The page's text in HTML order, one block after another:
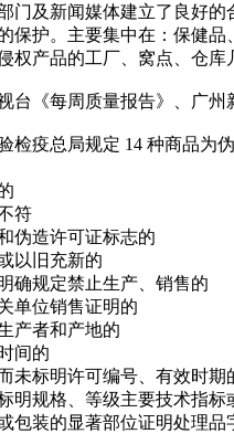
门及新闻媒体建立了良好
保护。主要集中在：保健
权产品的工厂、窝点、仓
台《每周质量报告》、广
检疫总局规定 14 种商品为伪
符
伪造许可证标志的
以旧充新的
确规定禁止生产、销售的
单位销售证明的
产者和产地的
间的
未标明许可编号、有效时期
明规格、等级主要技术指标
包装的显著部位证明处理品